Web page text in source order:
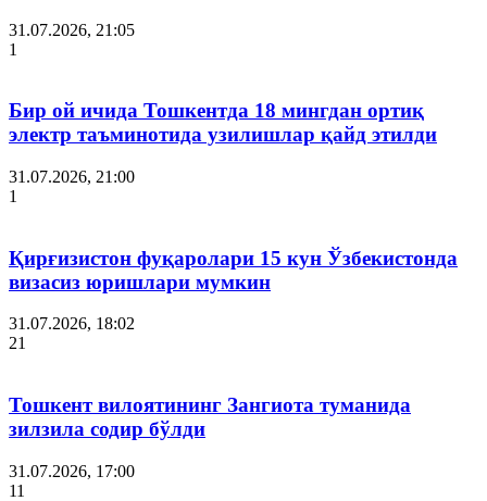
31.07.2026, 21:05
1
Бир ой ичида Тошкентда 18 мингдан ортиқ
электр таъминотида узилишлар қайд этилди
31.07.2026, 21:00
1
Қирғизистон фуқаролари 15 кун Ўзбекистонда
визасиз юришлари мумкин
31.07.2026, 18:02
21
Тошкент вилоятининг Зангиота туманида
зилзила содир бўлди
31.07.2026, 17:00
11